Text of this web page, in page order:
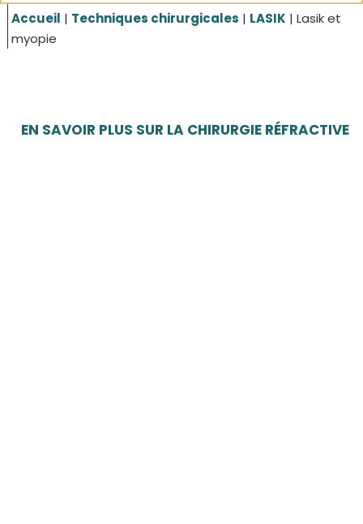
Accueil | Techniques chirurgicales | LASIK |Lasik et
myopie
EN SAVOIR PLUS SUR LA CHIRURGIE RÉFRACTIVE